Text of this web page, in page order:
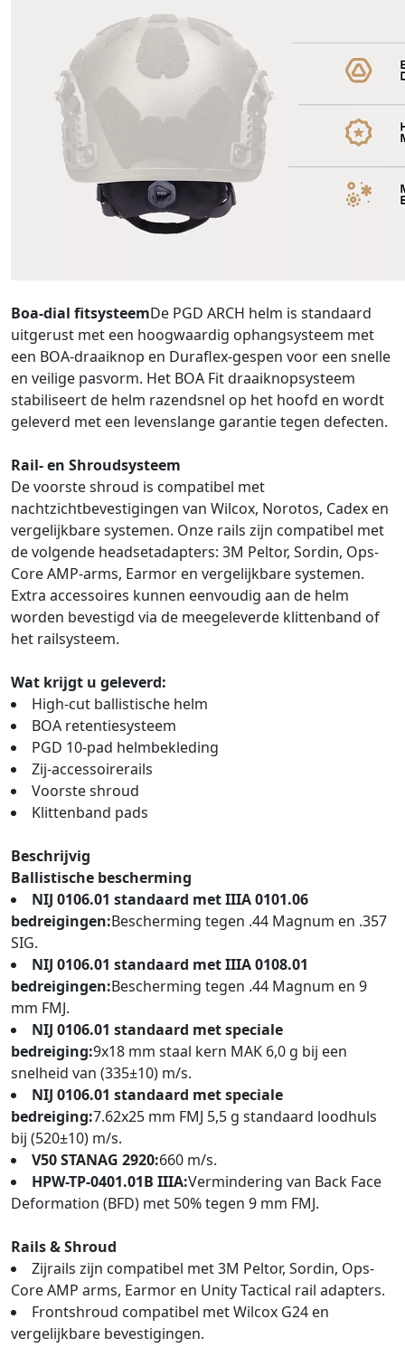
Boa-dial fitsysteemDe PGD ARCH helm is standaard
uitgerust met een hoogwaardig ophangsysteem met
een BOA-draaiknop en Duraflex-gespen voor een snelle
en veilige pasvorm. Het BOA Fit draaiknopsysteem
stabiliseert de helm razendsnel op het hoofd en wordt
geleverd met een levenslange garantie tegen defecten.
Rail- en Shroudsysteem
De voorste shroud is compatibel met
nachtzichtbevestigingen van Wilcox, Norotos, Cadex en
vergelijkbare systemen. Onze rails zijn compatibel met
de volgende headsetadapters: 3M Peltor, Sordin, Ops-
Core AMP-arms, Earmor en vergelijkbare systemen.
Extra accessoires kunnen eenvoudig aan de helm
worden bevestigd via de meegeleverde klittenband of
het railsysteem.
Wat krijgt u geleverd:
High-cut ballistische helm
BOA retentiesysteem
PGD 10-pad helmbekleding
Zij-accessoirerails
Voorste shroud
Klittenband pads
Beschrijvig
Ballistische bescherming
NIJ 0106.01 standaard met IIIA 0101.06
bedreigingen:Bescherming tegen .44 Magnum en .357
SIG.
NIJ 0106.01 standaard met IIIA 0108.01
bedreigingen:Bescherming tegen .44 Magnum en 9
mm FMJ.
NIJ 0106.01 standaard met speciale
bedreiging:9x18 mm staal kern MAK 6,0 g bij een
snelheid van (335±10) m/s.
NIJ 0106.01 standaard met speciale
bedreiging:7.62x25 mm FMJ 5,5 g standaard loodhuls
bij (520±10) m/s.
V50 STANAG 2920:660 m/s.
HPW-TP-0401.01B IIIA:Vermindering van Back Face
Deformation (BFD) met 50% tegen 9 mm FMJ.
Rails & Shroud
Zijrails zijn compatibel met 3M Peltor, Sordin, Ops-
Core AMP arms, Earmor en Unity Tactical rail adapters.
Frontshroud compatibel met Wilcox G24 en
vergelijkbare bevestigingen.